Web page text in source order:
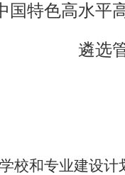
国特色高水平
遴选
校和专业建设